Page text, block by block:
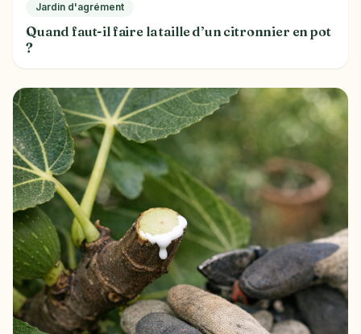
Jardin d'agrément
Quand faut-il faire la taille d’un citronnier en pot
?